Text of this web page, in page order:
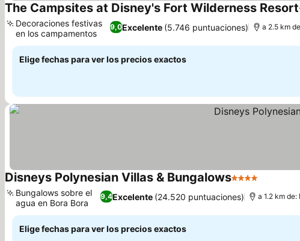
The Campsites at Disney's Fort Wilderness Resort
9,0Excelente (5.746 puntuaciones)
Decoraciones festivas
en los campamentos
a 2.5 km
Elige fechas para ver los precios exactos
Disneys Polynesian Villas & Bungalows4 Estrellas
9,4Excelente (24.520 puntuaciones)
Bungalows sobre el
agua en Bora Bora
a 1.2 km
Elige fechas para ver los precios exactos